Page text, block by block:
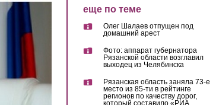
еще по теме
Олег Шалаев отпущен под
домашний арест
Фото: аппарат губернатора
Рязанской области возглавил
выходец из Челябинска
Рязанская область заняла 73-е
место из 85-ти в рейтинге
регионов по качеству дорог,